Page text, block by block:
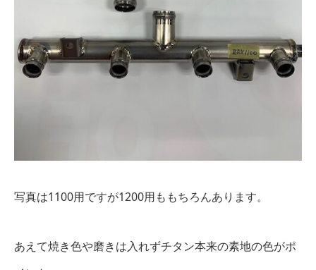
写真は1100用ですが1200用ももちろんあります。
あえて焼き色や磨きは入れずチタン本来の素地の色がポ